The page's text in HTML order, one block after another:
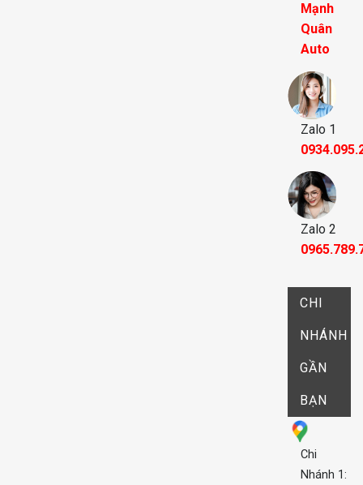
Mạnh
Quân
Auto
Zalo 1
Zalo 2
CHI
NHÁNH
GẦN
BẠN
Chi
Nhánh 1: